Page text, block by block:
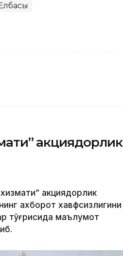
акциядорлик
акциядорлик
ахборот хавфсизлигини
тўғрисида маълумот